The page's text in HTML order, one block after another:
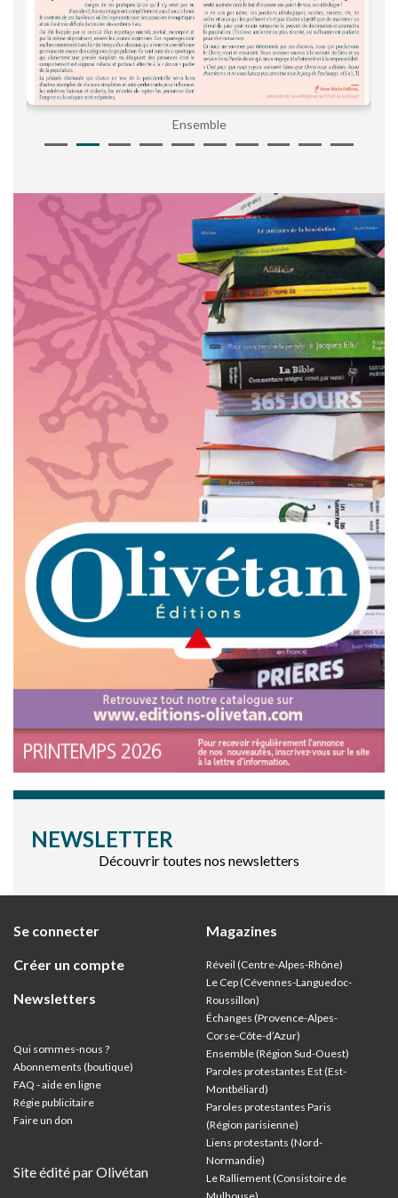
Ensemble
NEWSLETTER
Découvrir toutes nos newsletters
Se connecter
Créer un compte
Newsletters
Qui sommes-nous ?
Abonnements (boutique)
FAQ - aide en ligne
Régie publicitaire
Faire un don
Site édité par Olivétan
Magazines
Réveil (Centre-Alpes-Rhône)
Le Cep (Cévennes-Languedoc-
Roussillon)
Échanges (Provence-Alpes-
Corse-Côte-d’Azur)
Ensemble (Région Sud-Ouest)
Paroles protestantes Est (Est-
Montbéliard)
Paroles protestantes Paris
(Région parisienne)
Liens protestants (Nord-
Normandie)
Le Ralliement (Consistoire de